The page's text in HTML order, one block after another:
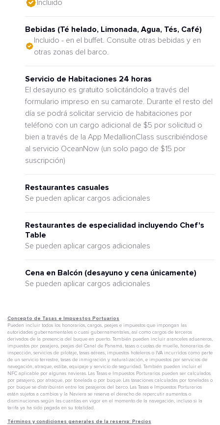
Incluido
Bebidas (Té helado, Limonada, Agua, Tés, Café)
Incluido - en el buffet. Consulte otras bebidas y en
otras zonas del barco.
Servicio de Habitaciones 24 horas
El desayuno es gratuito solicitándolo a través del
formulario impreso en su camarote. Durante el resto del
día se podrá solicitar servicio de habitaciones por
teléfono con un cargo adicional de $5 por solicitud o
bien a través de la App MedallionClass suscribiéndose
al servicio OceanNow (un solo pago de $15 por
suscripción)
Restaurantes casuales
Se pueden aplicar cargos adicionales
Restaurantes de especialidad incluyendo Chef's
Table
Se pueden aplicar cargos adicionales
Cena en Balcón (desayuno y cena únicamente)
Se pueden aplicar cargos adicionales
Concepto de Tasas e Impuestos Portuarios
Pueden incluir todos los honorarios, cargos, peajes e impuestos que impongan las
autoridades gubernamentales o cuasi gubernamentales, así como cargos de terceros
derivados de la presencia del buque en puerto. También pueden incluir aranceles aduaneros,
impuestos por pasajero, peajes del Canal de Panamá, tasas o cuotas de muelle, honorarios de
inspección, servicios de pilotaje, tasas aéreas, impuestos hoteleros o IVA incurridos como parte
de un servicio terrestre, tasas de inmigración y naturalización, e impuestos por servicios de
navegación, atraque, estiba, equipaje y servicio de seguridad. También pueden incluir el
NFC aplicable por algunas navieras. Las Tasas e Impuestos Porturarios pueden ser calculados
por pasajero, por atraque, por tonelada o por buque. Las tasaciones calculadas por toneladas o
por buque se distribuirán entre los pasajeros del barco. Las Tasas e Impuestos Porturarios
están sujetos a cambios y la Naviera se reserva el derecho de repercutir aumentos o
disminuciones según las cuantías en vigor en el momento de la navegación, incluso si la
tarifa ya ha sido pagada en su totalidad.
Términos y condiciones generales de la reserva: Precios